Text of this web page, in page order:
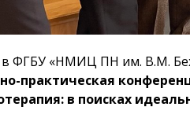
в ФГБУ «НМИЦ ПН им. В.М.
практическая
в поисках